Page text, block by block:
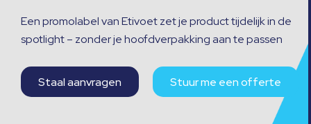
Een promolabel van Etivoet zet je product tijdelijk in de
spotlight – zonder je hoofdverpakking aan te passen
Staal aanvragen Stuur me een offerte